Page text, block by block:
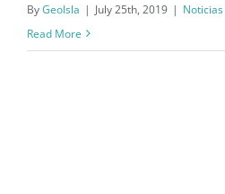
ByGeoIsla | July 25th, 2019 | Noticias
Read More